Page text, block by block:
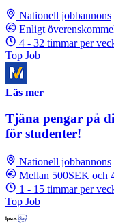
Nationell jobbannons
Enligt
4 - 32 timmar per
Top Job
Läs mer
Tjäna pengar på
för studenter!
Nationell jobbannons
Mellan 500SEK och
1 - 15 timmar per
Top Job